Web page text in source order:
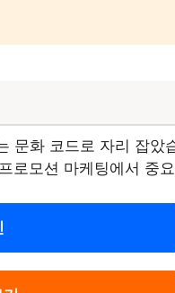
문화 코드로 자리 잡
로모션 마케팅에서 중